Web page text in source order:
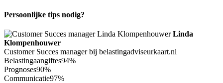
Persoonlijke tips nodig?
Linda
Klompenhouwer
Customer Succes manager bij belastingadviseurkaart.nl
Belastingaangiftes94%
Prognoses90%
Communicatie97%